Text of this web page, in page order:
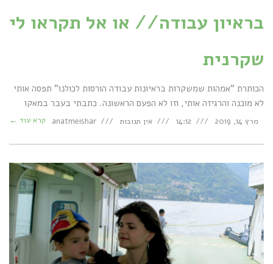
בראיון עבודה// או אל תקראו לי
שקרנית
הכותרת "אמהות שמשקרות בראיונות עבודה הורסות לכולנו" תפסה אותי
לא מוכנה והרגיזה אותי, וזו לא הפעם הראשונה. כתבתי בעבר במאקו
מרץ 14, 2019 14:12 אין תגובות anatmeishar קרא עוד ←